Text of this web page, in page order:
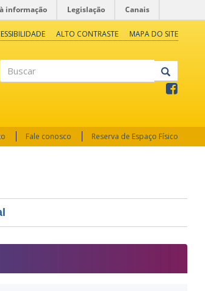
informação Legislação Canais
ALTO CONTRASTE MAPA DO SITE
Fale conosco Reserva de Espaço Físico